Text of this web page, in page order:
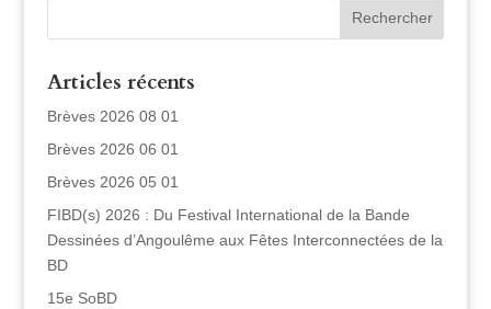
Articles récents
Brèves 2026 08 01
Brèves 2026 06 01
Brèves 2026 05 01
FIBD(s) 2026 : Du Festival International de la Bande
Dessinées d’Angoulême aux Fêtes Interconnectées de la
BD
15e SoBD